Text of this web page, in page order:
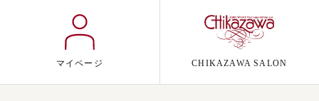
マイページ CHIKAZAWA SALON